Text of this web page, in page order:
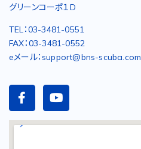
グリーンコーポ１D
TEL：03-3481-0551
FAX：03-3481-0552
eメール：support@bns-scuba.com